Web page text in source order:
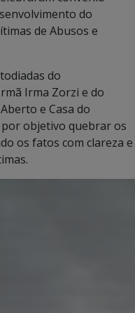
do
de Abusos e
do
Irma Zorzi e do
e Casa do
objetivo quebrar os
os fatos com clareza e